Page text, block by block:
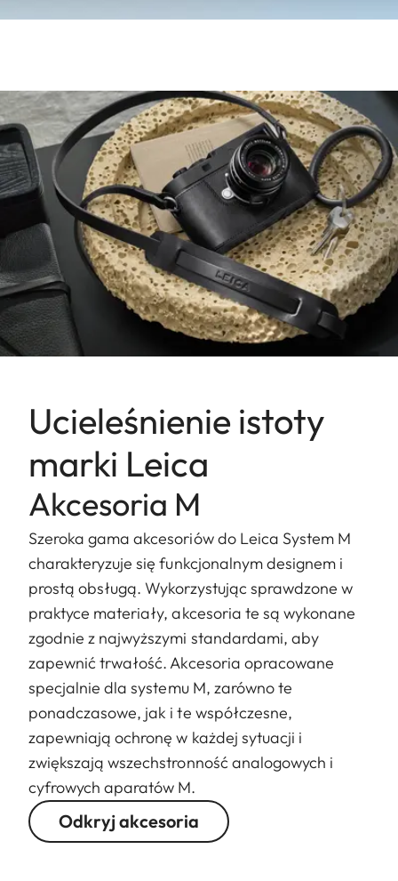
Ucieleśnienie istoty
marki Leica
Akcesoria M
Szeroka gama akcesoriów do Leica System M
charakteryzuje się funkcjonalnym designem i
prostą obsługą. Wykorzystując sprawdzone w
praktyce materiały, akcesoria te są wykonane
zgodnie z najwyższymi standardami, aby
zapewnić trwałość. Akcesoria opracowane
specjalnie dla systemu M, zarówno te
ponadczasowe, jak i te współczesne,
zapewniają ochronę w każdej sytuacji i
zwiększają wszechstronność analogowych i
cyfrowych aparatów M.
Odkryj akcesoria